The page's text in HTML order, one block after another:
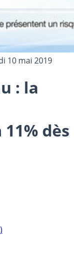
10 mai 2019
: la
dès